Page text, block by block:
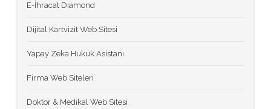
E-İhracat Diamond
Dijital Kartvizit Web Sitesi
Yapay Zeka Hukuk Asistanı
Firma Web Siteleri
Doktor & Medikal Web Sitesi